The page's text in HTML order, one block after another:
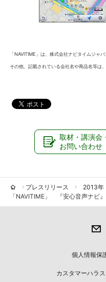
「NAVITIME」は、株式会社ナビタイムジャパ
その他、記載されている会社名や商品名等は
取材・講演会
お問い合わせ
プレスリリース 2013年
「NAVITIME」 『安心音声ナビ
個人情報保
カスタマーハラ